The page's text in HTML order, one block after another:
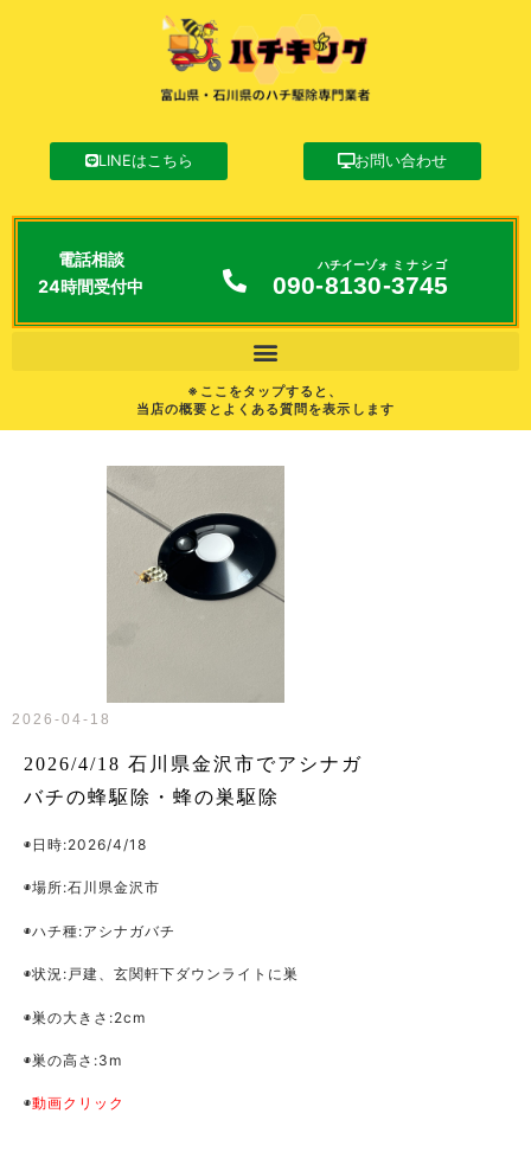
LINEはこちら お問い合わせ
電話相談
24時間受付中
090-8130
ハチイーゾォ
-3745
ミナシゴ
※ここをタップすると、
当店の概要とよくある質問を表示します
2026-04-18
2026/4/18 石川県金沢市でアシナガ
バチの蜂駆除・蜂の巣駆除
◉日時:2026/4/18
◉場所:石川県金沢市
◉ハチ種:アシナガバチ
◉状況:戸建、玄関軒下ダウンライトに巣
◉巣の大きさ:2cm
◉巣の高さ:3m
◉動画クリック